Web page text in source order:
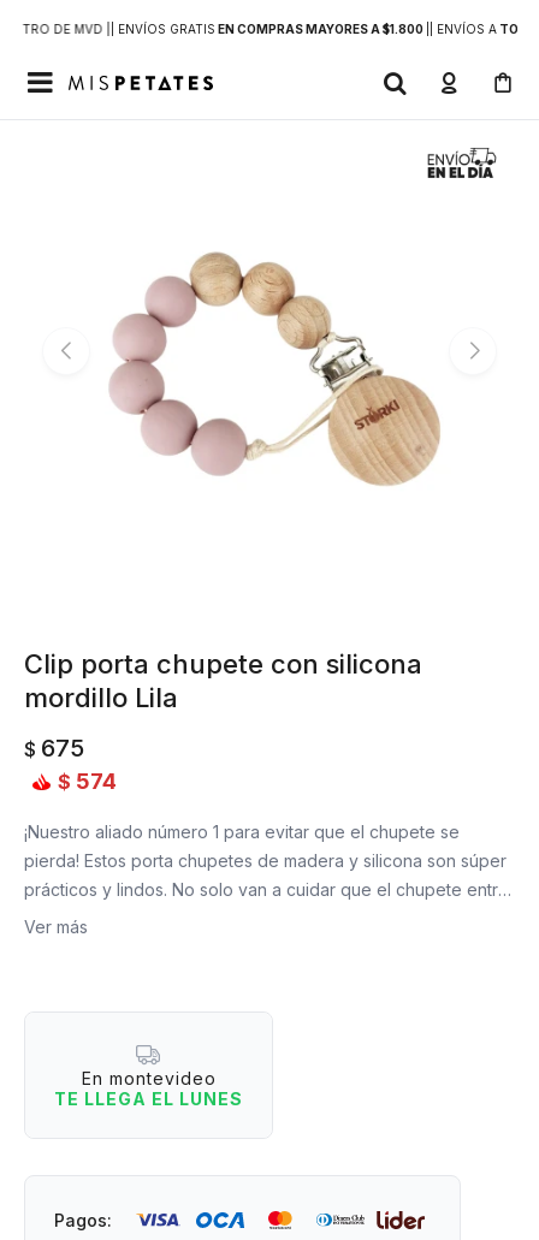
DE MVD | | ENVÍOS GRATIS EN COMPRAS MAYORES A $1.800 | ENVÍOS ATODO

Clip porta chupete con silicona
mordillo Lila
$ 675
$ 574
¡Nuestro aliado número 1 para evitar que el chupete se
pierda! Estos porta chupetes de madera y silicona son súper
prácticos y lindos. No solo van a cuidar que el chupete entre
en contacto con el piso, sino que además va a vestir a tu
Material: madera y silicona
Medidas: 17 cm de largo (sin contar la cuerda)
Ver más
En montevideo
TE LLEGA EL LUNES
Pagos: